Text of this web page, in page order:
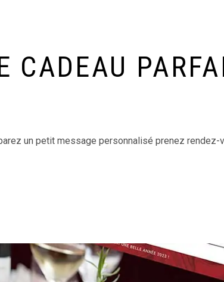
CADEAU
un petit message personnalisé prenez rendez-